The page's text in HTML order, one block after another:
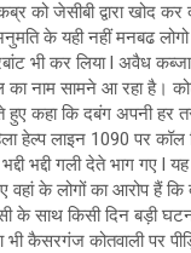
को जेसीबी द्वारा खोद
के यही नहीं मनबढ
भी कर लिया l अवैध
नाम सामने आ रहा है।
हुए कहा कि दबंग अपनी हर
हेल्प लाइन 1090 पर
भद्दी गली देते भाग गए l
वहां के लोगों का आरोप हैं कि
के साथ किसी दिन बड़ी
कैसरगंज कोतवाली पर